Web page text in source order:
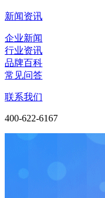
新闻资讯
企业新闻
行业资讯
品牌百科
常见问答
联系我们
400-622-6167